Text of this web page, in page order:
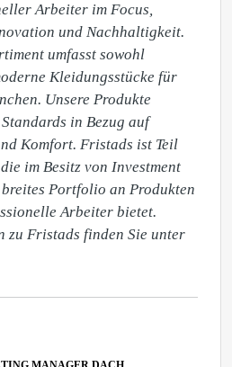
Arbeiter im Focus,
und Nachhaltigkeit.
umfasst sowohl
Kleidungsstücke für
Unsere Produkte
in Bezug auf
Komfort. Fristads ist Teil
im Besitz von Investment
Portfolio an Produkten
Arbeiter bietet.
zu Fristads finden Sie unter